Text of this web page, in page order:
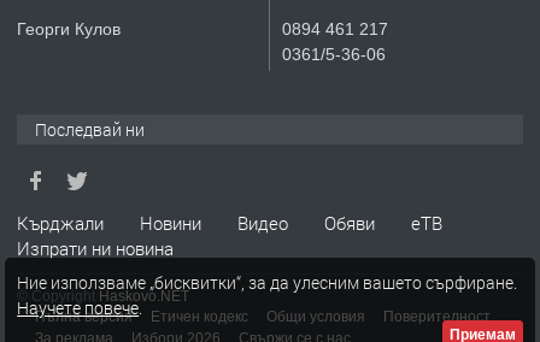
**Прекрасен имот за продажба с
ПРЕДЛАГА
МНОГОСТАЕН АПАРТАМЕНТ в кв.
„Байкал“, гр. Кърджали
Георги Кулов
0894 461 217
0361/5-36-06
Последвай ни
Кърджали Новини Видео Обяви
еТВ
Изпрати ни новина
© Copyright Haskovo.NET
Пълна версия
Етичен кодекс Общи условия
Поверителност
За реклама
Избори 2026 Свържи се с нас
Ние използваме „бисквитки“, за да улесним вашето сърфиране.
Научете повече.
Приемам